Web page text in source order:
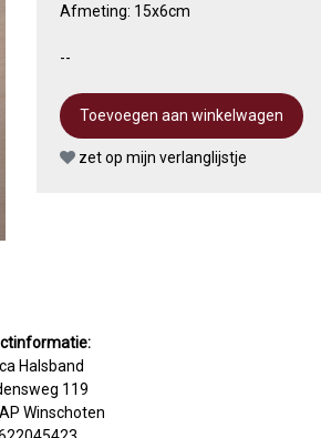
Afmeting: 15x6cm
--
zet op mijn verlanglijstje
Halsband
119
Winschoten